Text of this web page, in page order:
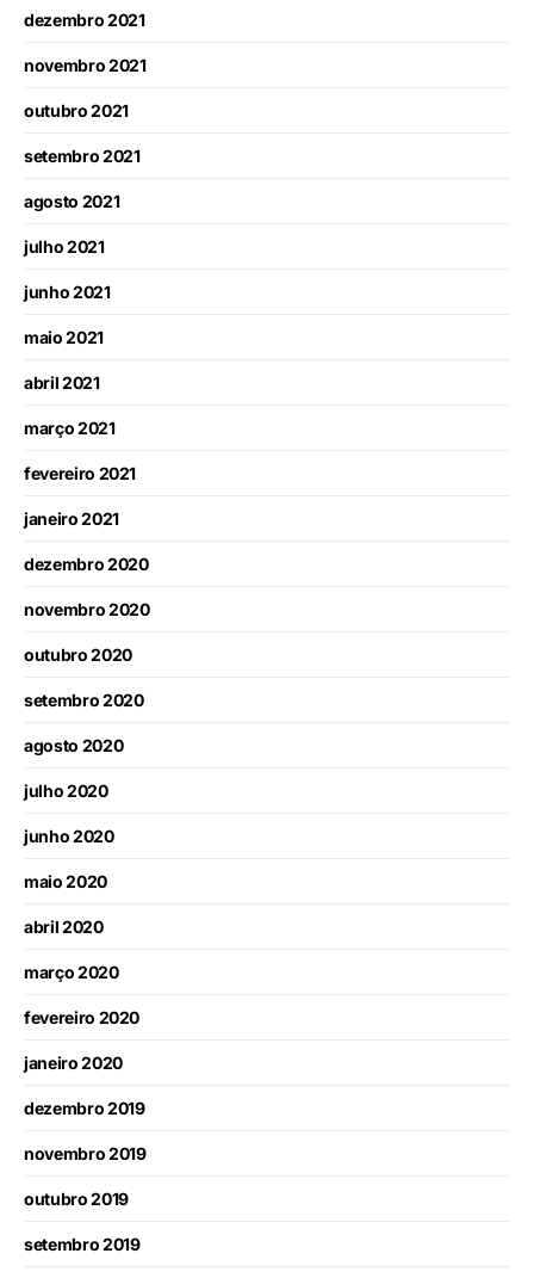
dezembro 2021
novembro 2021
outubro 2021
setembro 2021
agosto 2021
julho 2021
junho 2021
maio 2021
abril 2021
março 2021
fevereiro 2021
janeiro 2021
dezembro 2020
novembro 2020
outubro 2020
setembro 2020
agosto 2020
julho 2020
junho 2020
maio 2020
abril 2020
março 2020
fevereiro 2020
janeiro 2020
dezembro 2019
novembro 2019
outubro 2019
setembro 2019